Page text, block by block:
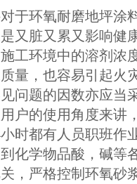
于环氧耐磨地坪涂
又脏又累又影响健
工环境中的溶剂浓
量，也容易引起火
问题的因数亦应当
户的使用角度来讲
时都有人员职班作
化学物品酸，碱等
，严格控制环氧砂